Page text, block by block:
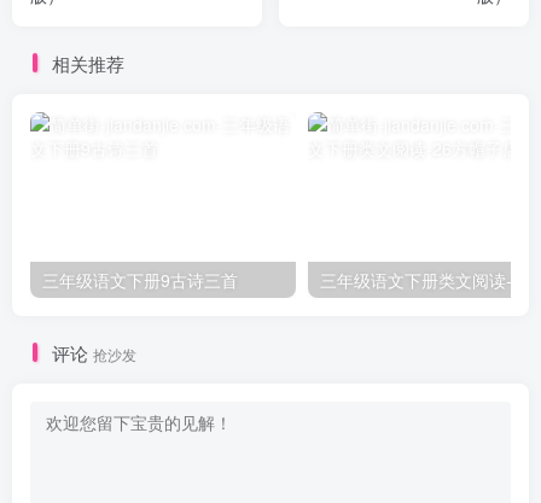
相关推荐
三年级语文下册9古诗三首
评论 抢沙发